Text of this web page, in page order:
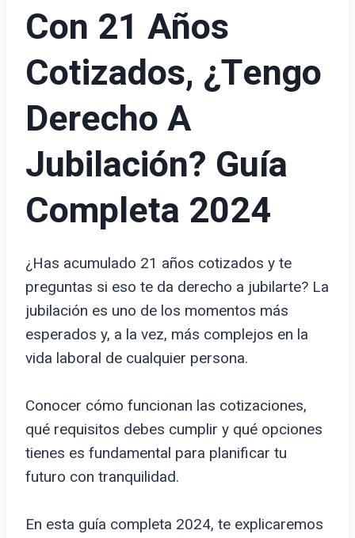
Con 21 Años
Cotizados, ¿tengo
Derecho A
Jubilación? Guía
Completa 2024
¿Has acumulado 21 años cotizados y te
preguntas si eso te da derecho a jubilarte? La
jubilación es uno de los momentos más
esperados y, a la vez, más complejos en la
vida laboral de cualquier persona.
Conocer cómo funcionan las cotizaciones,
qué requisitos debes cumplir y qué opciones
tienes es fundamental para planificar tu
futuro con tranquilidad.
En esta guía completa 2024, te explicaremos